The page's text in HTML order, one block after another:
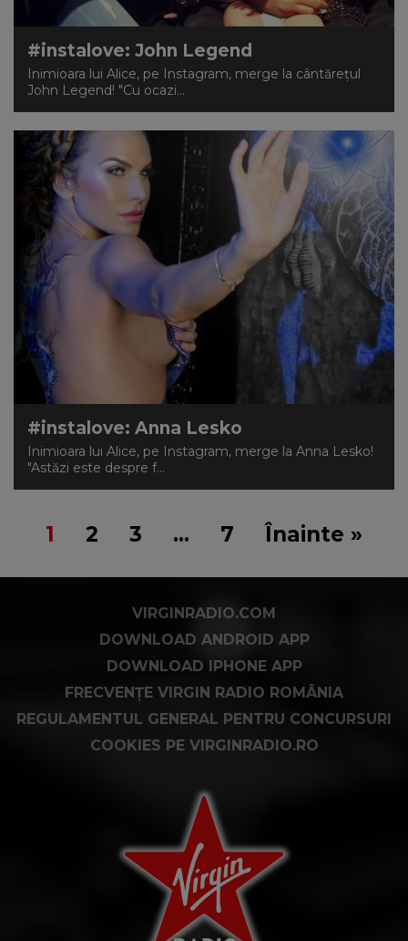
#instalove: John Legend
Inimioara lui Alice, pe Instagram, merge la cântăreţul
John Legend! "Cu ocazi...
#instalove: Anna Lesko
Inimioara lui Alice, pe Instagram, merge la Anna Lesko!
"Astăzi este despre f...
1 2 3 … 7 Înainte »
VIRGINRADIO.COM
DOWNLOAD ANDROID APP
DOWNLOAD IPHONE APP
FRECVENȚE VIRGIN RADIO ROMÂNIA
REGULAMENTUL GENERAL PENTRU CONCURSURI
COOKIES PE VIRGINRADIO.RO